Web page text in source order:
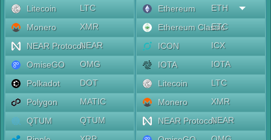
Litecoin
LTC
Monero
XMR
NEAR ProtocolNEAR
OmiseGO
OMG
Polkadot
DOT
Polygon
MATIC
QTUM
QTUM
Ethereum
ETH
Ethereum Classic
ETC
ICON
ICX
IOTA
IOTA
Litecoin
LTC
Monero
XMR
NEAR ProtocolNEAR